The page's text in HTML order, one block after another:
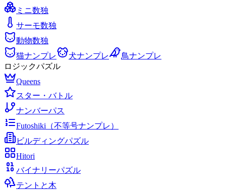
ミニ数独
サーモ数独
動物数独
猫ナンプレ
犬ナンプレ
鳥ナンプレ
ロジックパズル
Queens
スター・バトル
ナンバーパス
Futoshiki（不等号ナンプレ）
ビルディングパズル
Hitori
バイナリーパズル
テントと木